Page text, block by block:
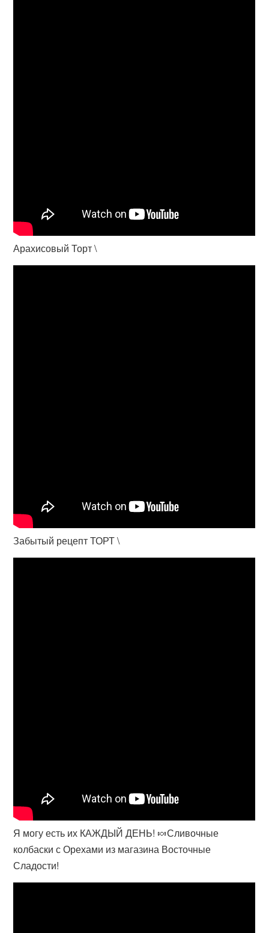
Арахисовый Торт \
Забытый рецепт ТОРТ \
Я могу есть их КАЖДЫЙ ДЕНЬ! 🍬Сливочные
колбаски с Орехами из магазина Восточные
Сладости!